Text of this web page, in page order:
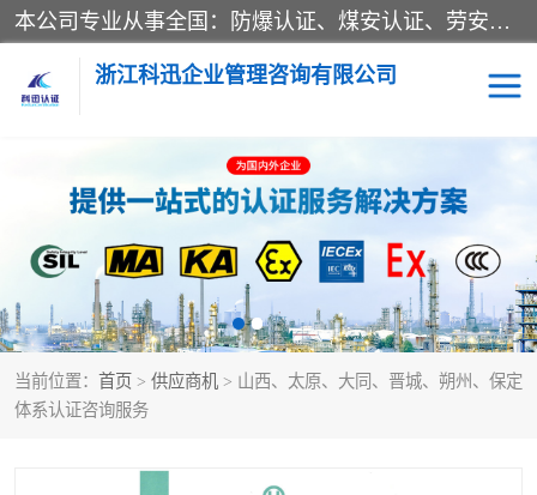
本公司专业从事全国：防爆认证、煤安认证、劳安认证、体系认证、产品认证、ATEX认证、IECEX认证、消防产品认证、生产认可证、验厂指导、认证技术支持、企业管理策划等一站式咨询服务。 用我们的智慧、经验、真诚与勤恳，分享成长的喜悦！ 全国24小时咨询热线：* 认证咨询：张老师（全国*）
浙江科迅企业管理咨询有限公司
当前位置： 首页 > 供应商机 > 山西、太原、大同、晋城、朔州、保定
体系认证咨询服务
煤安认证 防爆CCC认证
防爆合格证 矿安认证
劳安认证